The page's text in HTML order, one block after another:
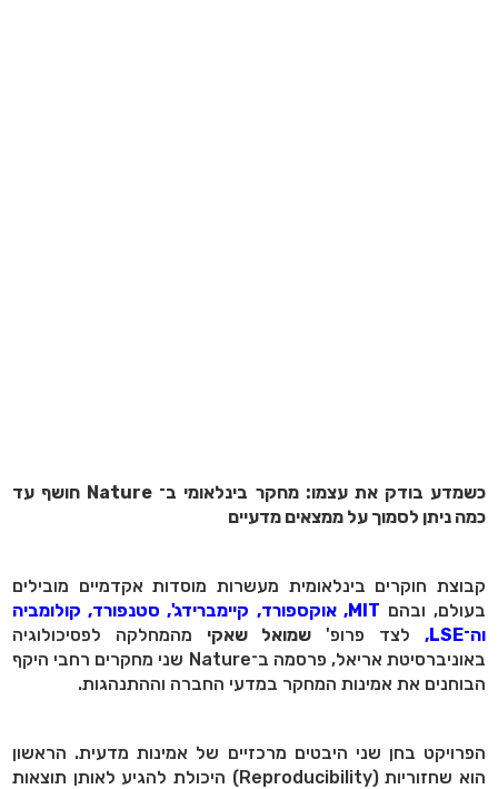
כשמדע בודק את עצמו: מחקר בינלאומי ב־ Nature חושף עד
כמה ניתן לסמוך על ממצאים מדעיים
קבוצת חוקרים בינלאומית מעשרות מוסדות אקדמיים מובילים
בעולם, ובהם
MIT, אוקספורד, קיימברידג', סטנפורד, קולומביה
וה־LSE,
לצד פרופ' שמואל שאקימהמחלקה לפסיכולוגיה
באוניברסיטת אריאל, פרסמה ב־Nature שני מחקרים רחבי היקף
הבוחנים את אמינות המחקר במדעי החברה וההתנהגות.
הפרויקט בחן שני היבטים מרכזיים של אמינות מדעית. הראשון
הוא שחזוריות (Reproducibility) היכולת להגיע לאותן תוצאות